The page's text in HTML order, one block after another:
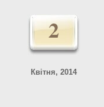
2
Квітня, 2014